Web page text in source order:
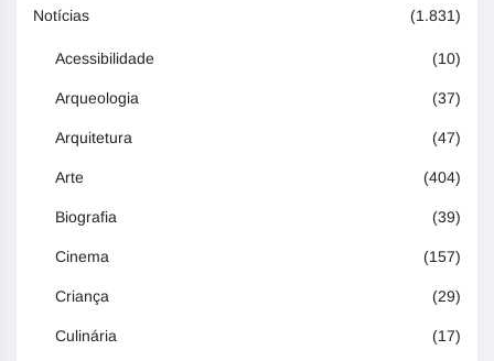
Notícias (1.831)
Acessibilidade (10)
Arqueologia (37)
Arquitetura (47)
Arte (404)
Biografia (39)
Cinema (157)
Criança (29)
Culinária (17)